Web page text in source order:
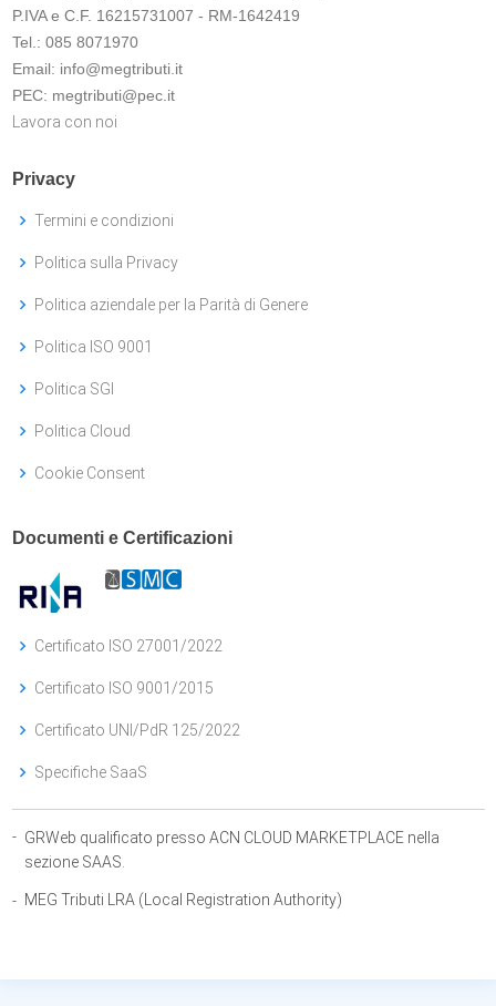
P.IVA e C.F. 16215731007 - RM-1642419
Tel.: 085 8071970
Email: info@megtributi.it
PEC: megtributi@pec.it
Lavora con noi
Privacy
Termini e condizioni
Politica sulla Privacy
Politica aziendale per la Parità di Genere
Politica ISO 9001
Politica SGI
Politica Cloud
Cookie Consent
Documenti e Certificazioni
Certificato ISO 27001/2022
Certificato ISO 9001/2015
Certificato UNI/PdR 125/2022
Specifiche SaaS
- GRWeb qualificato presso ACN CLOUD MARKETPLACE nella
sezione SAAS.
- MEG Tributi LRA (Local Registration Authority)